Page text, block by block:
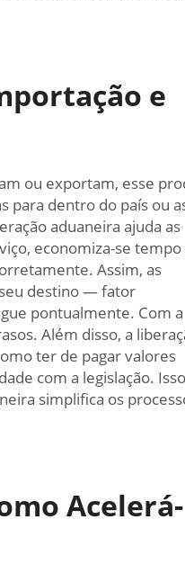
e
ou exportam, esse
para dentro do país ou
aduaneira ajuda as
economiza-se tempo
Assim, as
seu destino — fator
pontualmente. Com a
Além disso, a
ter de pagar valores
com a legislação. Isso
simplifica os
Acelerá-